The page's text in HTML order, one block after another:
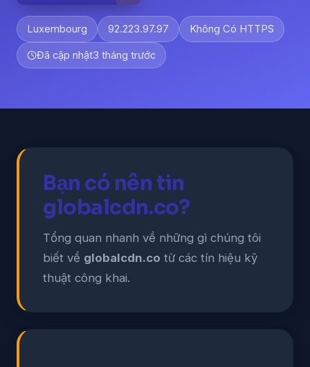
Luxembourg 92.223.97.97 Không Có HTTPS
Đã cập nhật3 tháng trước
Bạn có nên tin
globalcdn.co?
Tổng quan nhanh về những gì chúng tôi
biết về globalcdn.co từ các tín hiệu kỹ
thuật công khai.